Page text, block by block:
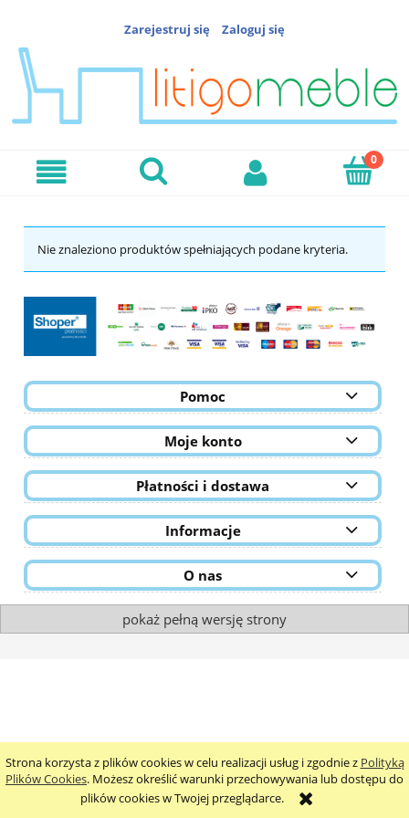
Strona korzysta z plików cookies w celu realizacji usług i zgodnie z Polityką
Plików Cookies. Możesz określić warunki przechowywania lub dostępu do
plików cookies w Twojej przeglądarce.
Zarejestruj się Zaloguj się
Nie znaleziono produktów spełniających podane kryteria.
Pomoc
Moje konto
Płatności i dostawa
Informacje
O nas
pokaż pełną wersję strony